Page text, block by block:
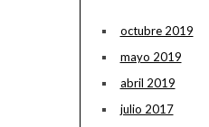
octubre 2019
mayo 2019
abril 2019
julio 2017